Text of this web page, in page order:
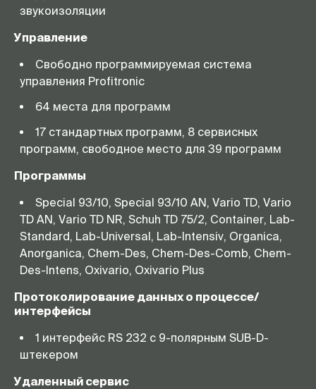
звукоизоляции
Управление
Свободно программируемая система
управления Profitronic
64 места для программ
17 стандартных программ, 8 сервисных
программ, свободное место для 39 программ
Программы
Special 93/10, Special 93/10 AN, Vario TD, Vario
TD AN, Vario TD NR, Schuh TD 75/2, Container, Lab-
Standard, Lab-Universal, Lab-Intensiv, Organica,
Anorganica, Chem-Des, Chem-Des-Comb, Chem-
Des-Intens, Oxivario, Oxivario Plus
Протоколирование данных о процессе/
интерфейсы
1 интерфейс RS 232 c 9-полярным SUB-D-
штекером
Удаленный сервис